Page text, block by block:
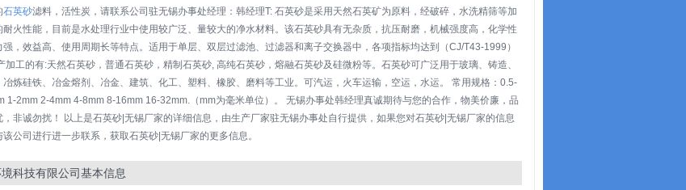
石英砂滤料，活性炭，请联系公司驻无锡办事处经理：韩经理T: 石英砂是采用天然石英矿为原料，经破碎，水洗精筛等加
火性能，目前是水处理行业中使用较广泛、量较大的净水材料。该石英砂具有无杂质，抗压耐磨，机械强度高，化学性
，效益高、使用周期长等特点。适用于单层、双层过滤池、过滤器和离子交换器中，各项指标均达到（CJ/T43-1999）
加工的有:天然石英砂，普通石英砂，精制石英砂, 高纯石英砂，熔融石英砂及硅微粉等。石英砂可广泛用于玻璃、铸造、
冶炼硅铁、冶金熔剂、冶金、建筑、化工、塑料、橡胶、磨料等工业。可汽运，火车运输，空运，水运。 常用规格：0.5-
1-2mm 2-4mm 4-8mm 8-16mm 16-32mm.（mm为毫米单位）。 无锡办事处韩经理真诚期待与您的合作，物美价廉，品
，非诚勿扰！ 以上是石英砂|无锡厂家的详细信息，由生产厂家驻无锡办事处自行提供，如果您对石英砂|无锡厂家的信息
公司进行进一步联系，获取石英砂|无锡厂家的更多信息。
科技有限公司基本信息